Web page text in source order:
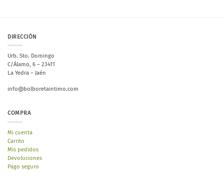
DIRECCIÓN
Urb. Sto. Domingo
C/Álamo, 6 – 23411
La Yedra – Jaén
info@bolboretaintimo.com
COMPRA
Mi cuenta
Carrito
Mis pedidos
Devoluciones
Pago seguro